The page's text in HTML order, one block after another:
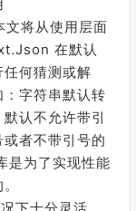
将从使用层面
在默认
何猜测或解
字符串默认转
认不允许带引
者不带引号的
是为了实现性能